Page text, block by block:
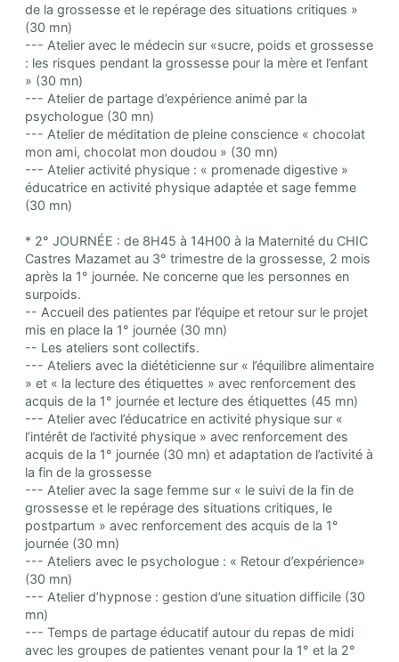
de la grossesse et le repérage des situations critiques »
(30 mn)
--- Atelier avec le médecin sur «sucre, poids et grossesse
: les risques pendant la grossesse pour la mère et l’enfant
» (30 mn)
--- Atelier de partage d’expérience animé par la
psychologue (30 mn)
--- Atelier de méditation de pleine conscience « chocolat
mon ami, chocolat mon doudou » (30 mn)
--- Atelier activité physique : « promenade digestive »
éducatrice en activité physique adaptée et sage femme
(30 mn)
* 2° JOURNÉE : de 8H45 à 14H00 à la Maternité du CHIC
Castres Mazamet au 3° trimestre de la grossesse, 2 mois
après la 1° journée. Ne concerne que les personnes en
surpoids.
-- Accueil des patientes par l’équipe et retour sur le projet
mis en place la 1° journée (30 mn)
-- Les ateliers sont collectifs.
--- Ateliers avec la diététicienne sur « l’équilibre alimentaire
» et « la lecture des étiquettes » avec renforcement des
acquis de la 1° journée et lecture des étiquettes (45 mn)
--- Atelier avec l’éducatrice en activité physique sur «
l’intérêt de l’activité physique » avec renforcement des
acquis de la 1° journée (30 mn) et adaptation de l’activité à
la fin de la grossesse
--- Atelier avec la sage femme sur « le suivi de la fin de
grossesse et le repérage des situations critiques, le
postpartum » avec renforcement des acquis de la 1°
journée (30 mn)
--- Ateliers avec le psychologue : « Retour d’expérience»
(30 mn)
--- Atelier d’hypnose : gestion d’une situation difficile (30
mn)
--- Temps de partage éducatif autour du repas de midi
avec les groupes de patientes venant pour la 1° et la 2°